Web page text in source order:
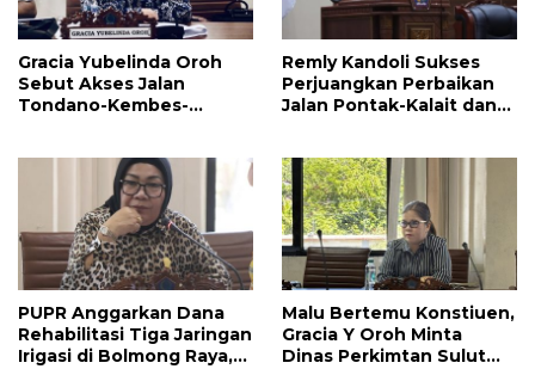
Gracia Yubelinda Oroh
Sebut Akses Jalan
Tondano-Kembes-
Remly Kandoli Sukses
Perjuangkan Perbaikan
Jalan Pontak-Kalait dan
PUPR Anggarkan Dana
Rehabilitasi Tiga Jaringan
Irigasi di Bolmong Raya,
Malu Bertemu Konstiuen,
Gracia Y Oroh Minta
Dinas Perkimtan Sulut